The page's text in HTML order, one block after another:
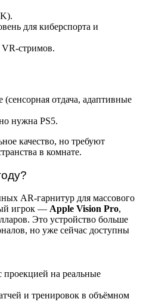
для киберспорта и
VR-стримов.
(сенсорная отдача, адаптивные
нужна PS5.
качество, но требуют
в комнате.
AR-гарнитур для массового
игрок — Apple Vision Pro,
Это устройство больше
но уже сейчас доступны
проекцией на реальные
и тренировок в объёмном